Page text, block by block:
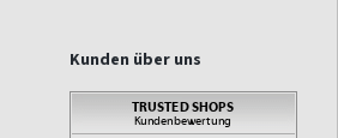
Kunden über uns